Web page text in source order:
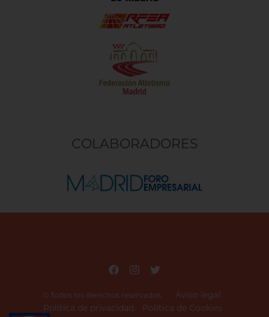
COLABORADORES
© Todos los derechos reservados.
Aviso legal.
Política de privacidad.
Política de Cookies